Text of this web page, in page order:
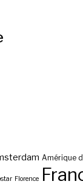
Amérique
Florence